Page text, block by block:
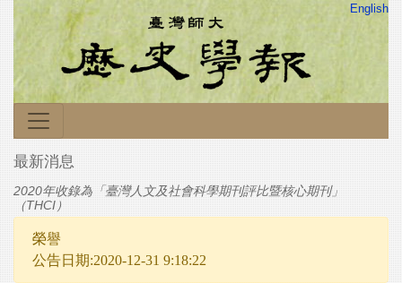
English
最新消息
2020年收錄為「臺灣人文及社會科學期刊評比暨核心期刊」
（THCI）
榮譽
公告日期:2020-12-31 9:18:22